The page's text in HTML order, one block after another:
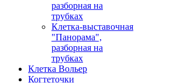
разборная на
трубках
Клетка-выставочная
"Панорама",
разборная на
трубках
Клетка Вольер
Когтеточки